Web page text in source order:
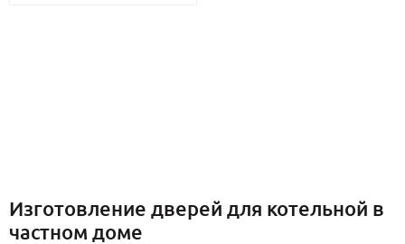
Изготовление дверей для котельной в
частном доме